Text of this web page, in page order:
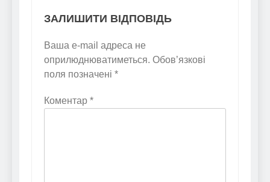
ЗАЛИШИТИ ВІДПОВІДЬ
Ваша e-mail адреса не
оприлюднюватиметься. Обов’язкові
поля позначені *
Коментар *